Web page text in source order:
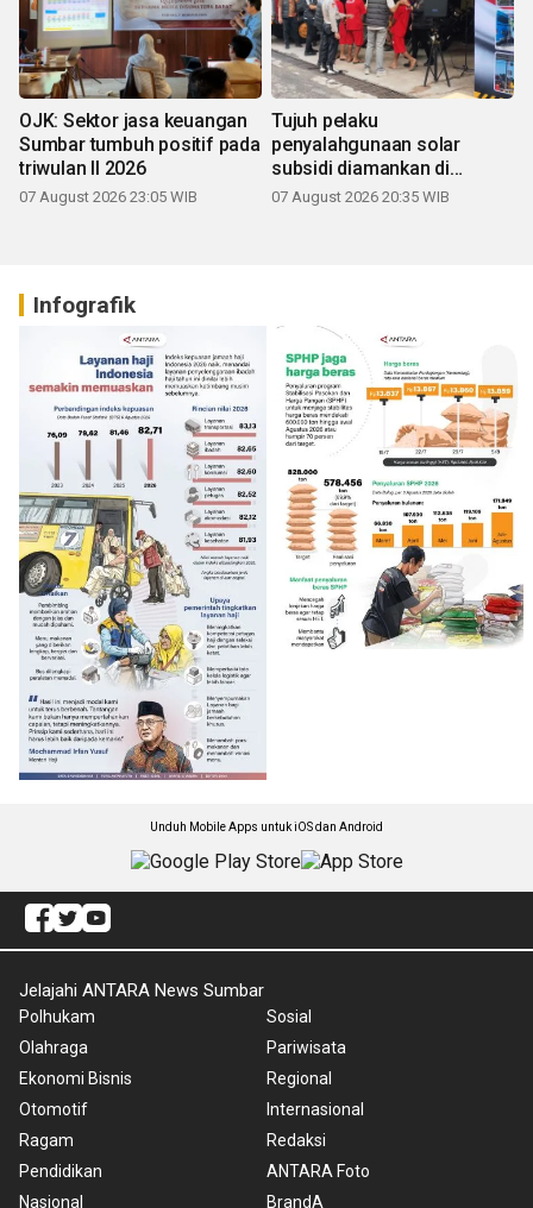
OJK: Sektor jasa keuangan
Sumbar tumbuh positif pada
triwulan II 2026
07 August 2026 23:05 WIB
Tujuh pelaku
penyalahgunaan solar
subsidi diamankan di
Sumbar
07 August 2026 20:35 WIB
Infografik
Unduh Mobile Apps untuk iOS dan Android
Jelajahi ANTARA News Sumbar
Polhukam
Olahraga
Ekonomi Bisnis
Otomotif
Ragam
Pendidikan
Nasional
Sosial
Pariwisata
Regional
Internasional
Redaksi
ANTARA Foto
BrandA